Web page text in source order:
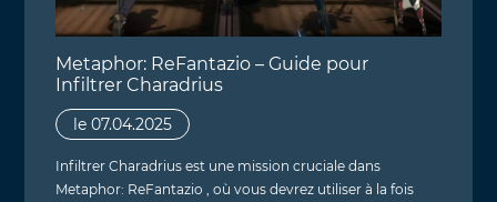
Metaphor: ReFantazio – Guide pour
Infiltrer Charadrius
le 07.04.2025
Infiltrer Charadrius est une mission cruciale dans
Metaphor: ReFantazio , où vous devrez utiliser à la fois